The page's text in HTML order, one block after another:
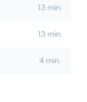
13 min.
13 min.
4 min.